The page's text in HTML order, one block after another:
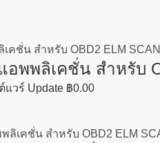
อพพลิเคชั่น สำหรับ
วร์ Update ฿0.00